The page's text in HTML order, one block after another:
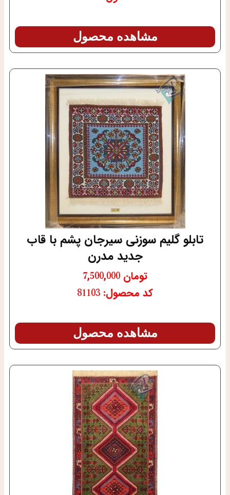
مشاهده محصول
تابلو گلیم سوزنی سیرجان پشم با قاب
جدید مدرن
تومان
کد محصول: 81103
مشاهده محصول